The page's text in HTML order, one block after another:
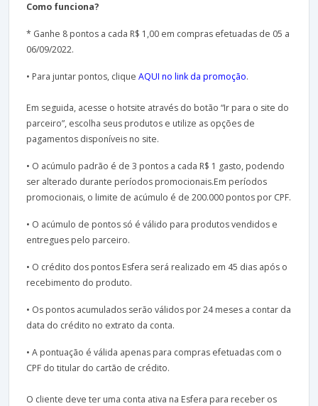
Como funciona?
* Ganhe 8 pontos a cada R$ 1,00 em compras efetuadas de 05 a
06/09/2022.
• Para juntar pontos, clique AQUI no link da promoção.
Em seguida, acesse o hotsite através do botão “Ir para o site do
parceiro”, escolha seus produtos e utilize as opções de
pagamentos disponíveis no site.
• O acúmulo padrão é de 3 pontos a cada R$ 1 gasto, podendo
ser alterado durante períodos promocionais.Em períodos
promocionais, o limite de acúmulo é de 200.000 pontos por CPF.
• O acúmulo de pontos só é válido para produtos vendidos e
entregues pelo parceiro.
• O crédito dos pontos Esfera será realizado em 45 dias após o
recebimento do produto.
• Os pontos acumulados serão válidos por 24 meses a contar da
data do crédito no extrato da conta.
• A pontuação é válida apenas para compras efetuadas com o
CPF do titular do cartão de crédito.
O cliente deve ter uma conta ativa na Esfera para receber os